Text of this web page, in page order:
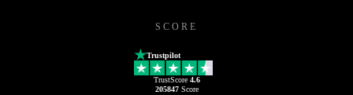
SCORE
Trustpilot
TrustScore 4.6
205847Score